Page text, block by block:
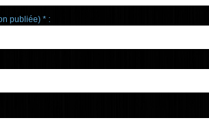
publiée) * :